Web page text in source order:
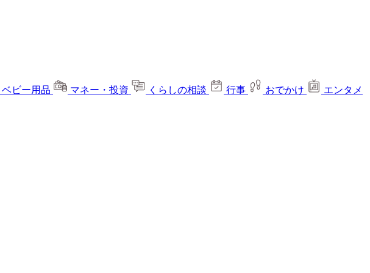
ベビー用品 マネー・投資 くらしの相談 行事 おでかけ
エンタメ